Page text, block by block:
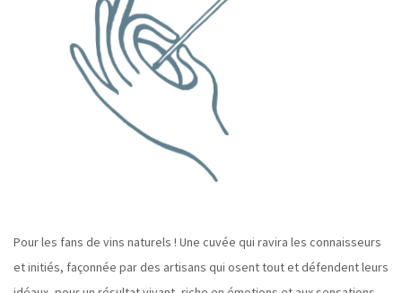
Pour les fans de vins naturels ! Une cuvée qui ravira les connaisseurs
et initiés, façonnée par des artisans qui osent tout et défendent leurs